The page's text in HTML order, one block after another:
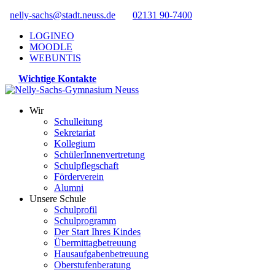
nelly-sachs@stadt.neuss.de
02131 90-7400
LOGINEO
MOODLE
WEBUNTIS
Wichtige Kontakte
Wir
Schulleitung
Sekretariat
Kollegium
SchülerInnenvertretung
Schulpflegschaft
Förderverein
Alumni
Unsere Schule
Schulprofil
Schulprogramm
Der Start Ihres Kindes
Übermittagbetreuung
Hausaufgabenbetreuung
Oberstufenberatung